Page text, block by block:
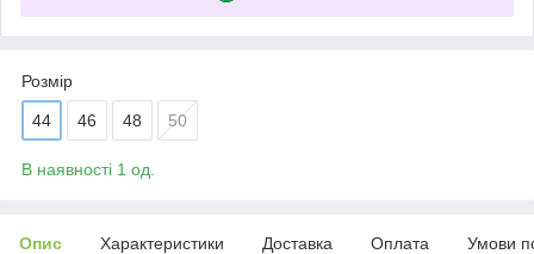
Розмір
44 46 48 50
В наявності 1 од.
Опис Характеристики Доставка Оплата Умови